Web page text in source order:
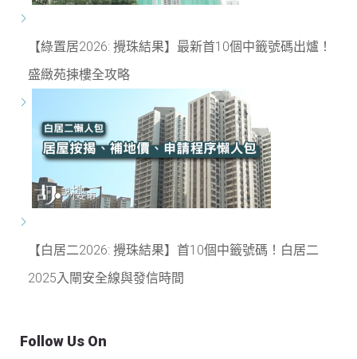
【綠置居2026: 攪珠結果】最新首10個中籤號碼出爐！
盛緻苑揀樓全攻略
【白居二2026: 攪珠結果】首10個中籤號碼！白居二
2025入閘安全線與發信時間
Follow Us On